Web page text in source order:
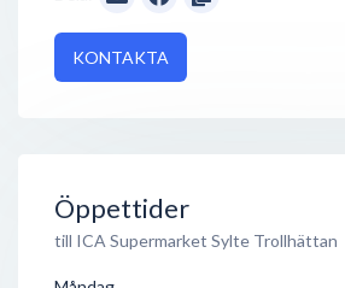
KONTAKTA
Öppettider
till ICA Supermarket Sylte Trollhättan